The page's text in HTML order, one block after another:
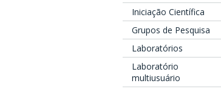
Iniciação Científica
Grupos de Pesquisa
Laboratórios
Laboratório
multiusuário